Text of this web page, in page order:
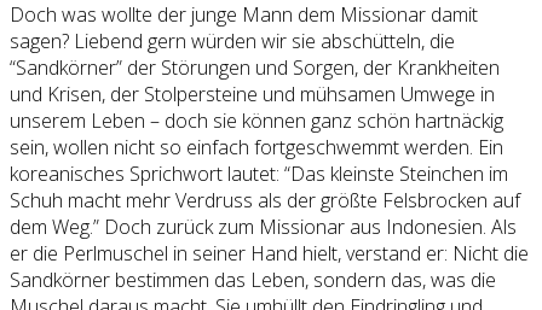
Doch was wollte der junge Mann dem Missionar damit
sagen? Liebend gern würden wir sie abschütteln, die
“Sandkörner” der Störungen und Sorgen, der Krankheiten
und Krisen, der Stolpersteine und mühsamen Umwege in
unserem Leben – doch sie können ganz schön hartnäckig
sein, wollen nicht so einfach fortgeschwemmt werden. Ein
koreanisches Sprichwort lautet: “Das kleinste Steinchen im
Schuh macht mehr Verdruss als der größte Felsbrocken auf
dem Weg.” Doch zurück zum Missionar aus Indonesien. Als
er die Perlmuschel in seiner Hand hielt, verstand er: Nicht die
Sandkörner bestimmen das Leben, sondern das, was die